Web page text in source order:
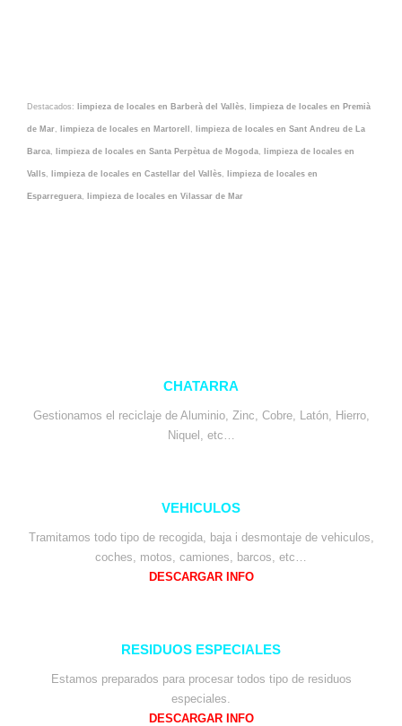
Destacados: limpieza de locales en Barberà del Vallès, limpieza de locales en Premià
de Mar, limpieza de locales en Martorell , limpieza de locales en Sant Andreu de La
Barca, limpieza de locales en Santa Perpètua de Mogoda, limpieza de locales en
Valls, limpieza de locales en Castellar del Vallès, limpieza de locales en
Esparreguera, limpieza de locales en Vilassar de Mar
CHATARRA
Gestionamos el reciclaje de Aluminio, Zinc, Cobre, Latón, Hierro,
Niquel, etc…
VEHICULOS
Tramitamos todo tipo de recogida, baja i desmontaje de vehiculos,
coches, motos, camiones, barcos, etc…
DESCARGAR INFO
RESIDUOS ESPECIALES
Estamos preparados para procesar todos tipo de residuos
especiales.
DESCARGAR INFO